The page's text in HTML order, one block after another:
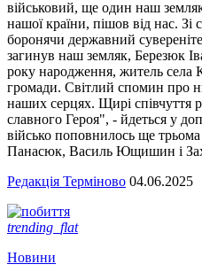
військовий, ще один наш
нашої країни, пішов від нас.
боронячи державний
загинув наш земляк, Березюк
року народження, житель села
громади. Світлий спомин про
наших серцях. Щирі співчуття
славного Героя", - йдеться у
військо поповнилось ще
Панасюк, Василь Ющишин і
Редакція Терміново 04.06.2025
trending_flat
Новини